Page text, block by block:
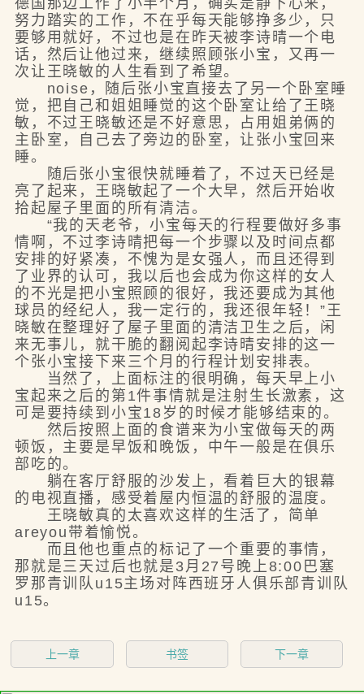
德国那边工作了小半个月，确实是静下心来，
努力踏实的工作，不在乎每天能够挣多少，只
要够用就好，不过也是在昨天被李诗晴一个电
话，然后让他过来，继续照顾张小宝，又再一
次让王晓敏的人生看到了希望。
noise，随后张小宝直接去了另一个卧室睡
觉，把自己和姐姐睡觉的这个卧室让给了王晓
敏，不过王晓敏还是不好意思，占用姐弟俩的
主卧室，自己去了旁边的卧室，让张小宝回来
睡。
随后张小宝很快就睡着了，不过天已经是
亮了起来，王晓敏起了一个大早，然后开始收
拾起屋子里面的所有清洁。
“我的天老爷，小宝每天的行程要做好多事
情啊，不过李诗晴把每一个步骤以及时间点都
安排的好紧凑，不愧为是女强人，而且还得到
了业界的认可，我以后也会成为你这样的女人
的不光是把小宝照顾的很好，我还要成为其他
球员的经纪人，我一定行的，我还很年轻！”王
晓敏在整理好了屋子里面的清洁卫生之后，闲
来无事儿，就干脆的翻阅起李诗晴安排的这一
个张小宝接下来三个月的行程计划安排表。
当然了，上面标注的很明确，每天早上小
宝起来之后的第1件事情就是注射生长激素，这
可是要持续到小宝18岁的时候才能够结束的。
然后按照上面的食谱来为小宝做每天的两
顿饭，主要是早饭和晚饭，中午一般是在俱乐
部吃的。
躺在客厅舒服的沙发上，看着巨大的银幕
的电视直播，感受着屋内恒温的舒服的温度。
王晓敏真的太喜欢这样的生活了，简单
areyou带着愉悦。
而且他也重点的标记了一个重要的事情，
那就是三天过后也就是3月27号晚上8:00巴塞
罗那青训队u15主场对阵西班牙人俱乐部青训队
u15。
上一章 书签 下一章